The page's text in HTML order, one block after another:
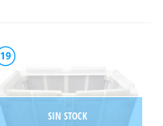
19
SIN STOCK